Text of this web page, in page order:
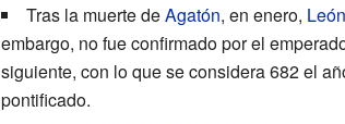
Tras la muerte deAgatón, en enero,
embargo, no fue confirmado por el
siguiente, con lo que se considera 682 el
pontificado.